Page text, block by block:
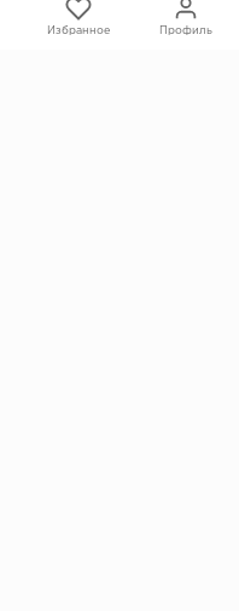
данных
Избранное Профиль